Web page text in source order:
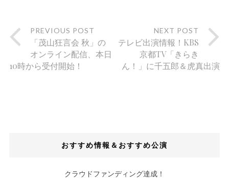
PREVIOUS POST
「茂山狂言会 秋」の
オンライン配信、本日
10時から受付開始！
NEXT POST
テレビ出演情報！KBS
京都TV「きらき
ん！」に千五郎＆虎真出演
おすすめ情報＆おすすめ公演
クラウドファンディング達成！